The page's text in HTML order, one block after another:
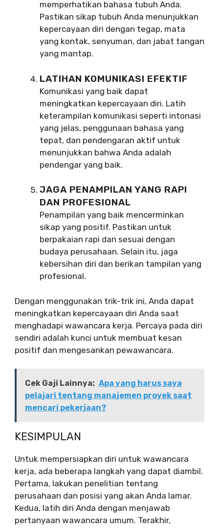
memperhatikan bahasa tubuh Anda.
Pastikan sikap tubuh Anda menunjukkan
kepercayaan diri dengan tegap, mata
yang kontak, senyuman, dan jabat tangan
yang mantap.
LATIHAN KOMUNIKASI EFEKTIF
Komunikasi yang baik dapat
meningkatkan kepercayaan diri. Latih
keterampilan komunikasi seperti intonasi
yang jelas, penggunaan bahasa yang
tepat, dan pendengaran aktif untuk
menunjukkan bahwa Anda adalah
pendengar yang baik.
JAGA PENAMPILAN YANG RAPI
DAN PROFESIONAL
Penampilan yang baik mencerminkan
sikap yang positif. Pastikan untuk
berpakaian rapi dan sesuai dengan
budaya perusahaan. Selain itu, jaga
kebersihan diri dan berikan tampilan yang
profesional.
Dengan menggunakan trik-trik ini, Anda dapat
meningkatkan kepercayaan diri Anda saat
menghadapi wawancara kerja. Percaya pada diri
sendiri adalah kunci untuk membuat kesan
positif dan mengesankan pewawancara.
Cek Gaji Lainnya: Apa yang harus saya
pelajari tentang manajemen proyek saat
mencari pekerjaan?
KESIMPULAN
Untuk mempersiapkan diri untuk wawancara
kerja, ada beberapa langkah yang dapat diambil.
Pertama, lakukan penelitian tentang
perusahaan dan posisi yang akan Anda lamar.
Kedua, latih diri Anda dengan menjawab
pertanyaan wawancara umum. Terakhir,